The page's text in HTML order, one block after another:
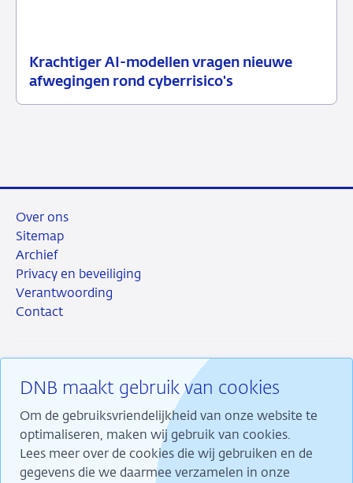
Krachtiger AI-modellen vragen nieuwe
afwegingen rond cyberrisico's
10
Nieuwsbericht
DNB maakt gebruik van cookies
Om de gebruiksvriendelijkheid van onze website te
optimaliseren, maken wij gebruik van cookies.
Lees meer over de cookies die wij gebruiken en de
gegevens die we daarmee verzamelen in onze
Over ons
Sitemap
Archief
Privacy en beveiliging
Verantwoording
Contact
RSS InstagramLinkedin
X
Wij maken ons sterk voor financiële stabiliteit en